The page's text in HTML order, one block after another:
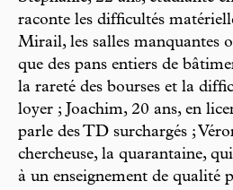
raconte les difficultés
Mirail, les salles manquantes
que des pans entiers de
la rareté des bourses et la
loyer ; Joachim, 20 ans, en
parle des TD surchargés ;
chercheuse, la quarantaine,
à un enseignement de qualité